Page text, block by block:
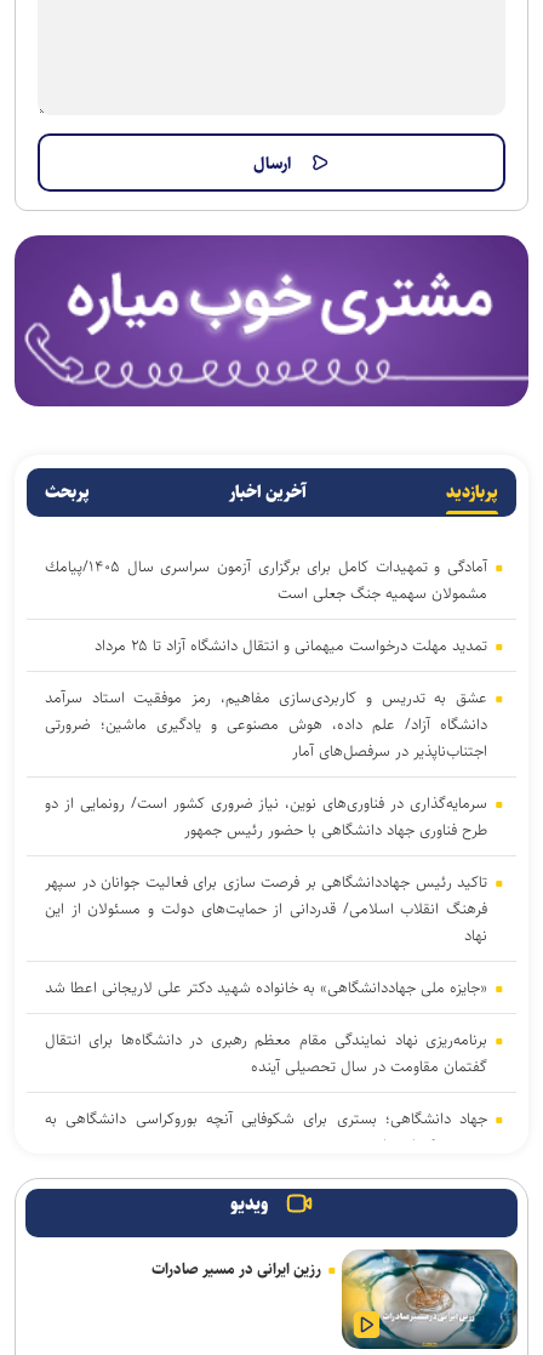
پربازدید آخرین اخبار پربحث
آمادگی و تمهیدات كامل برای برگزاری آزمون سراسری سال ۱۴۰۵/پیامك
مشمولان سهمیه جنگ جعلی است
تمدید مهلت درخواست میهمانی و انتقال دانشگاه آزاد تا ۲۵ مرداد
عشق به تدریس و کاربردی‌سازی مفاهیم، رمز موفقیت استاد سرآمد
دانشگاه آزاد/ علم داده، هوش مصنوعی و یادگیری ماشین؛ ضرورتی
اجتناب‌ناپذیر در سرفصل‌های آمار
سرمایه‌گذاری در فناوری‌های نوین، نیاز ضروری کشور است/ رونمایی از دو
طرح فناوری جهاد دانشگاهی با حضور رئیس جمهور
تاکید رئیس جهاددانشگاهی بر فرصت سازی برای فعالیت جوانان در سپهر
فرهنگ انقلاب اسلامی/ قدردانی از حمایت‌های دولت و مسئولان از این
نهاد
«جایزه ملی جهاددانشگاهی» به خانواده شهید دکتر علی لاریجانی اعطا شد
برنامه‌ریزی نهاد نمایندگی مقام معظم رهبری در دانشگاه‌ها برای انتقال
گفتمان مقاومت در سال تحصیلی آینده
جهاد دانشگاهی؛ بستری برای شکوفایی آنچه بوروکراسی دانشگاهی به
بن‌بست کشانده است
جهاد علمی باید به مأموریت اصلی جامعه دانشگاهی برای تحقق «ایران
نتایج نهایی آزمون دکتری سال ۱۴۰۵ اواخر مرداد ماه اعلام می‌شود
نسخه بازگشت ایران به صدر تولید علم؛ تکیه بر نیروی انسانی و حمایت از
ویدیو
رزین ایرانی در مسیر صادرات